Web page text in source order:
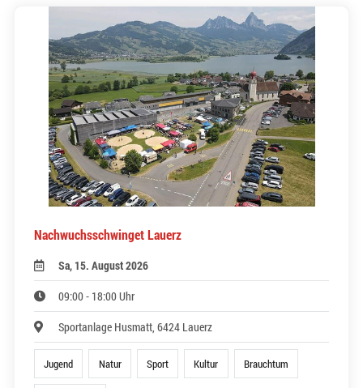
Nachwuchsschwinget Lauerz
Sa, 15. August 2026
09:00 - 18:00 Uhr
Sportanlage Husmatt, 6424 Lauerz
Jugend Natur Sport Kultur Brauchtum